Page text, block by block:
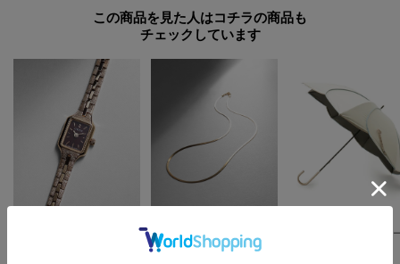
この商品を見た人はコチラの商品も
チェックしています
RG Kii：別注モデルスクエア ウォッチ（ブラウン）
¥217,800